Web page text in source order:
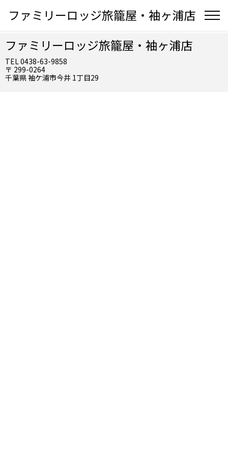
ファミリーロッジ旅籠屋・袖ヶ浦店
ファミリーロッジ旅籠屋・袖ヶ浦店
TEL 0438-63-9858
〒 299-0264
千葉県 袖ケ浦市今井 1丁目29